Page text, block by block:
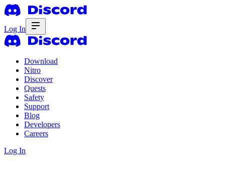
Log In
Download
Nitro
Discover
Quests
Safety
Support
Blog
Developers
Careers
Log In